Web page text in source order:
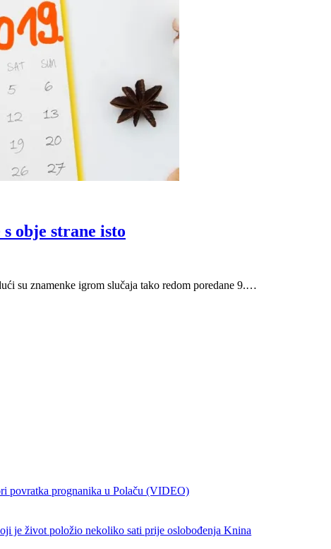
obje strane isto
su znamenke igrom slučaja tako redom poredane 9.…
povratka prognanika u Polaču (VIDEO)
je život položio nekoliko sati prije oslobođenja Knina